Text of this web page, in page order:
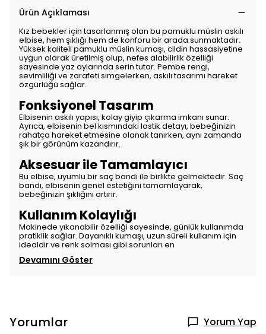
Ürün Açıklaması
Kız bebekler için tasarlanmış olan bu pamuklu müslin askılı
elbise, hem şıklığı hem de konforu bir arada sunmaktadır.
Yüksek kaliteli pamuklu müslin kumaşı, cildin hassasiyetine
uygun olarak üretilmiş olup, nefes alabilirlik özelliği
sayesinde yaz aylarında serin tutar. Pembe rengi,
sevimliliği ve zarafeti simgelerken, askılı tasarımı hareket
özgürlüğü sağlar.
Fonksiyonel Tasarım
Elbisenin askılı yapısı, kolay giyip çıkarma imkanı sunar.
Ayrıca, elbisenin bel kısmındaki lastik detayı, bebeğinizin
rahatça hareket etmesine olanak tanırken, aynı zamanda
şık bir görünüm kazandırır.
Aksesuar ile Tamamlayıcı
Bu elbise, uyumlu bir saç bandı ile birlikte gelmektedir. Saç
bandı, elbisenin genel estetiğini tamamlayarak,
bebeğinizin şıklığını artırır.
Kullanım Kolaylığı
Makinede yıkanabilir özelliği sayesinde, günlük kullanımda
pratiklik sağlar. Dayanıklı kumaşı, uzun süreli kullanım için
idealdir ve renk solması gibi sorunları en
Devamını Göster
Yorumlar Yorum Yap